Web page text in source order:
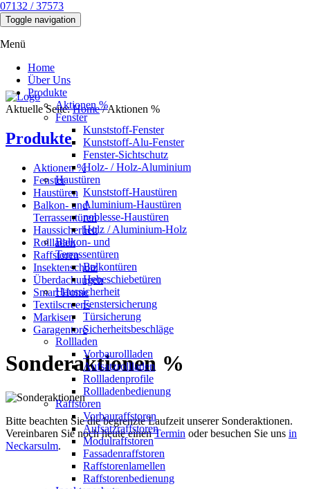
.
07132 / 37573
Toggle navigation
Menü
Home
Über Uns
Produkte
Aktionen %
Fenster
Kunststoff-Fenster
Kunststoff-Alu-Fenster
Fenster-Sichtschutz
Holz- / Holz-Aluminium
Haustüren
Kunststoff-Haustüren
Aluminium-Haustüren
noblesse-Haustüren
Holz / Aluminium-Holz
Balkon- und
Terrassentüren
Balkontüren
Hebeschiebetüren
Haussicherheit
Fenstersicherung
Türsicherung
Sicherheitsbeschläge
Rollladen
Vorbaurollladen
Aufsatzrollladen
Rollladenprofile
Rollladenbedienung
Raffstoren
Vorbauraffstoren
Aufsatzraffstoren
Modulraffstoren
Fassadenraffstoren
Raffstorenlamellen
Raffstorenbedienung
Aktuelle Seite:Home/Aktionen %
Produkte
Aktionen %
Fenster
Haustüren
Balkon- und
Terrassentüren
Haussicherheit
Rollladen
Raffstoren
Insektenschutz
Überdachungen
Smart Home
Textilscreens
Markisen
Garagentore
Sonderaktionen %
Bitte beachten Sie die begrenzte Laufzeit unserer Sonderaktionen.
Vereinbaren Sie noch heute einenTermin oder besuchen Sie uns in
Neckarsulm.